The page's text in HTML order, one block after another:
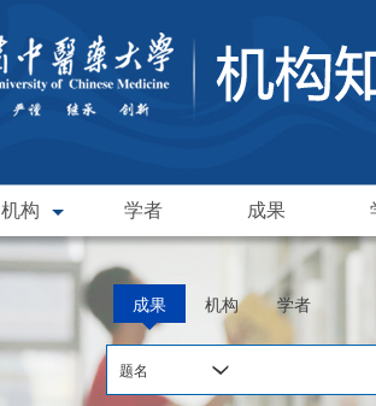
机构 学者 成果
成果 机构 学者
题名